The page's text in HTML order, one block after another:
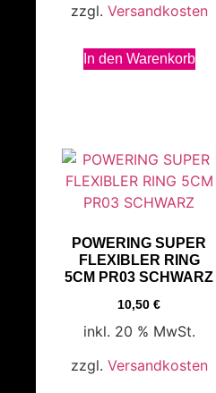
zzgl. Versandkosten
In den Warenkorb
POWERING SUPER
FLEXIBLER RING
5CM PR03 SCHWARZ
10,50€
inkl. 20 % MwSt.
zzgl. Versandkosten